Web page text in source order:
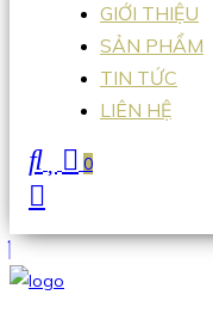
GIỚI THIỆU
SẢN PHẨM
TIN TỨC
LIÊN HỆ
0